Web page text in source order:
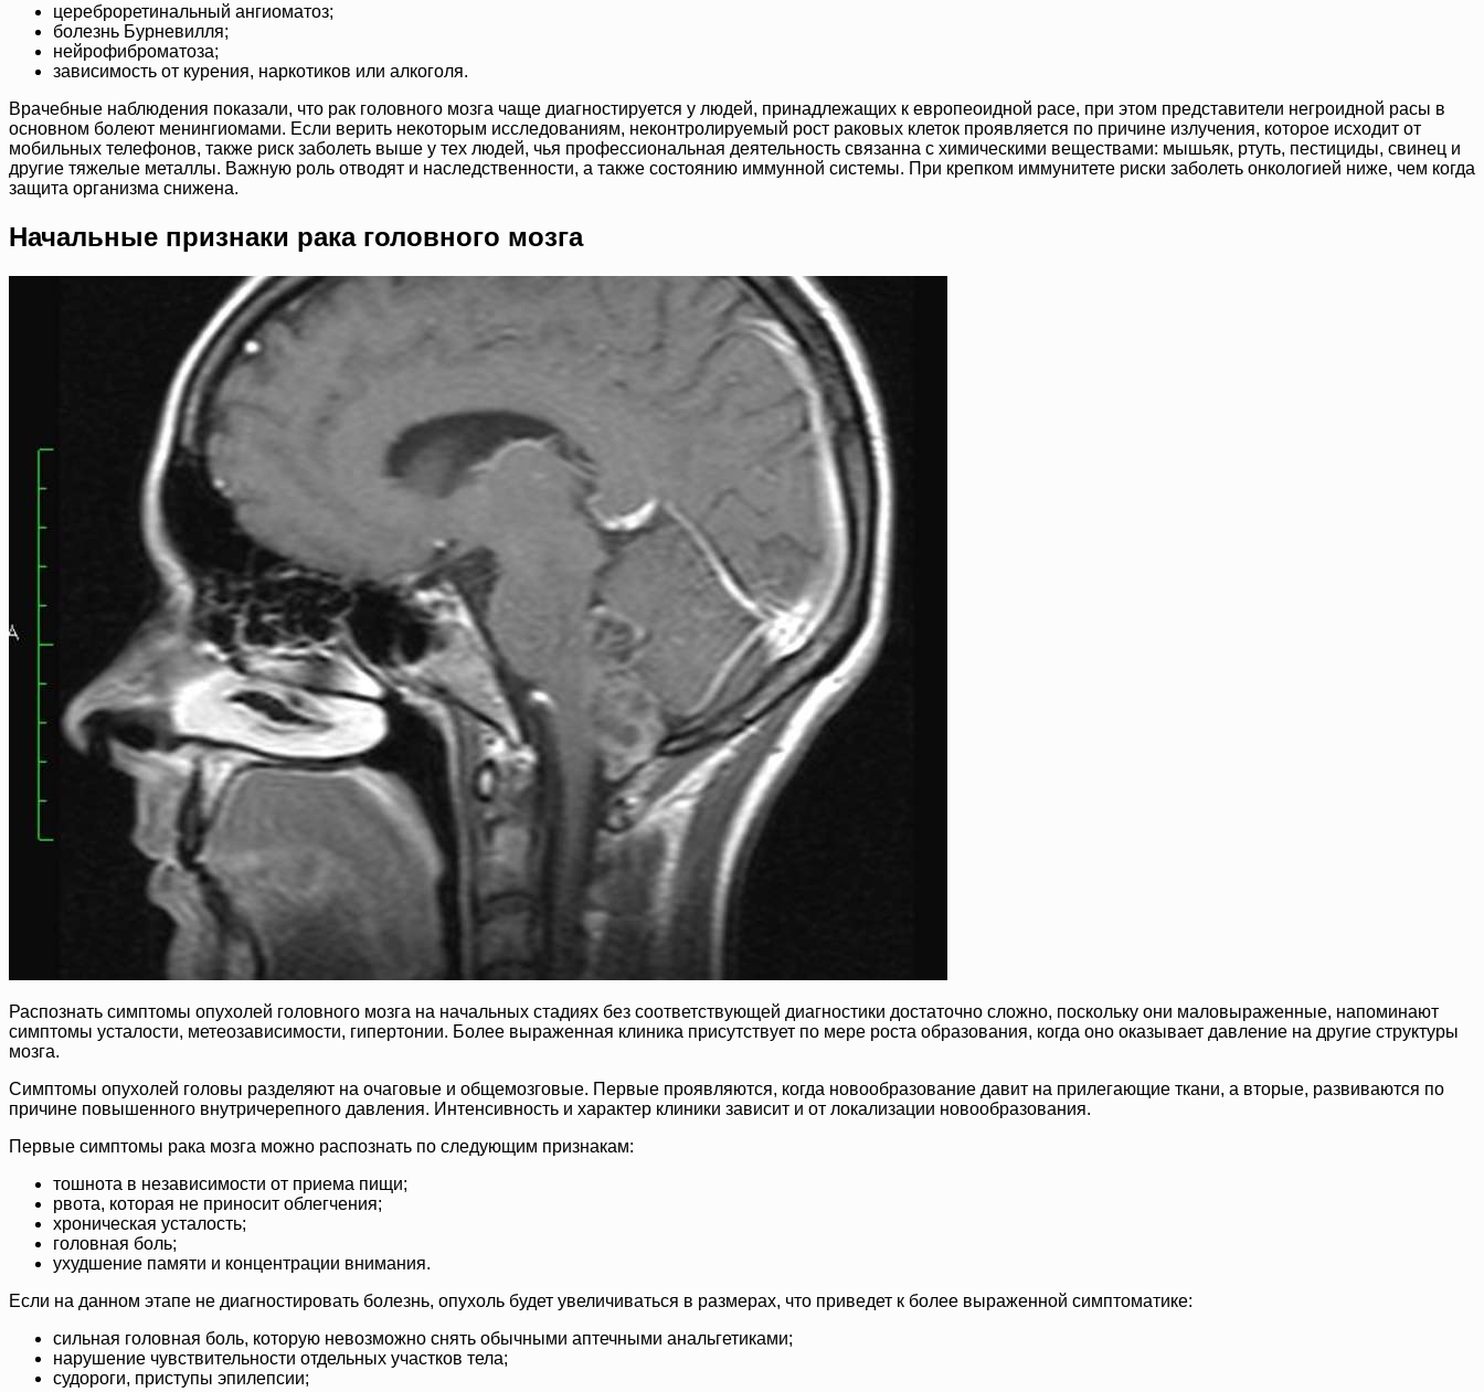
цереброретинальный ангиоматоз;
болезнь Бурневилля;
нейрофиброматоза;
зависимость от курения, наркотиков или алкоголя.
Врачебные наблюдения показали, что рак головного мозга чаще диагностируется у людей, принадлежащих к европеоидной расе, при этом представители негроидной расы в
основном болеют менингиомами. Если верить некоторым исследованиям, неконтролируемый рост раковых клеток проявляется по причине излучения, которое исходит от
мобильных телефонов, также риск заболеть выше у тех людей, чья профессиональная деятельность связанна с химическими веществами: мышьяк, ртуть, пестициды, свинец и
другие тяжелые металлы. Важную роль отводят и наследственности, а также состоянию иммунной системы. При крепком иммунитете риски заболеть онкологией ниже, чем когда
защита организма снижена.
Начальные признаки рака головного мозга
Распознать симптомы опухолей головного мозга на начальных стадиях без соответствующей диагностики достаточно сложно, поскольку они маловыраженные, напоминают
симптомы усталости, метеозависимости, гипертонии. Более выраженная клиника присутствует по мере роста образования, когда оно оказывает давление на другие структуры
мозга.
Симптомы опухолей головы разделяют на очаговые и общемозговые. Первые проявляются, когда новообразование давит на прилегающие ткани, а вторые, развиваются по
причине повышенного внутричерепного давления. Интенсивность и характер клиники зависит и от локализации новообразования.
Первые симптомы рака мозга можно распознать по следующим признакам:
тошнота в независимости от приема пищи;
рвота, которая не приносит облегчения;
хроническая усталость;
головная боль;
ухудшение памяти и концентрации внимания.
Если на данном этапе не диагностировать болезнь, опухоль будет увеличиваться в размерах, что приведет к более выраженной симптоматике:
сильная головная боль, которую невозможно снять обычными аптечными анальгетиками;
нарушение чувствительности отдельных участков тела;
судороги, приступы эпилепсии;